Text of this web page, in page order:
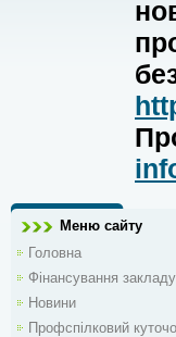
Меню сайту
Головна
Фінансування закладу
Новини
Профспілковий